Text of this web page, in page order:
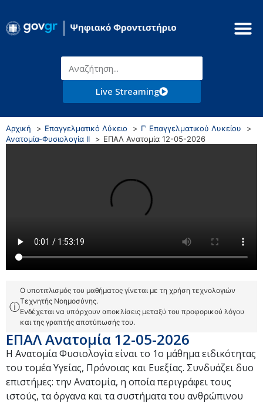
Live Streaming
Αρχική Επαγγελματικό Λύκειο
Γ' Επαγγελματικού Λυκείου
Ανατομία-Φυσιολογία ΙΙ
ΕΠΑΛ Ανατομία 12-05-2026
ⓘ
Ο υποτιτλισμός του μαθήματος γίνεται με τη χρήση τεχνολογιών
Τεχνητής Νοημοσύνης.
Ενδέχεται να υπάρχουν αποκλίσεις μεταξύ του προφορικού λόγου
και της γραπτής αποτύπωσής του.
ΕΠΑΛ Ανατομία 12-05-2026
Η Ανατομία Φυσιολογία είναι το 1ο μάθημα ειδικότητας
του τομέα Υγείας, Πρόνοιας και Ευεξίας. Συνδυάζει δυο
επιστήμες: την Ανατομία, η οποία περιγράφει τους
ιστούς, τα όργανα και τα συστήματα του ανθρώπινου